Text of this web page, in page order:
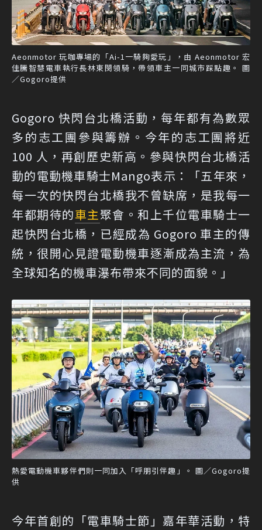
Aeonmotor 玩咖專場的「Ai-1一騎夠愛玩」，由 Aeonmotor 宏
佳騰智慧電車執行長林東閔領騎，帶領車主一同城市踩點趣。 圖
／Gogoro提供
Gogoro 快閃台北橋活動，每年都有為數眾
多的志工團參與籌辦。今年的志工團將近
100 人，再創歷史新高。參與快閃台北橋活
動的電動機車騎士Mango表示：「五年來，
每一次的快閃台北橋我不曾缺席，是我每一
年都期待的車主聚會。和上千位電車騎士一
起快閃台北橋，已經成為 Gogoro 車主的傳
統，很開心見證電動機車逐漸成為主流，為
全球知名的機車瀑布帶來不同的面貌。」
熱愛電動機車夥伴們則一同加入「呼朋引伴趣」。 圖／Gogoro提
供
今年首創的「電車騎士節」嘉年華活動，特